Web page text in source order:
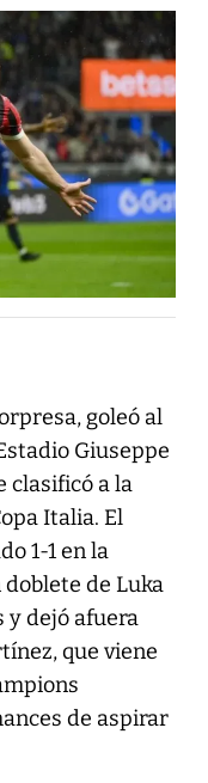
goleó al
Giuseppe
clasificó a la
Italia. El
1-1 en la
de Luka
y dejó afuera
que viene
de aspirar